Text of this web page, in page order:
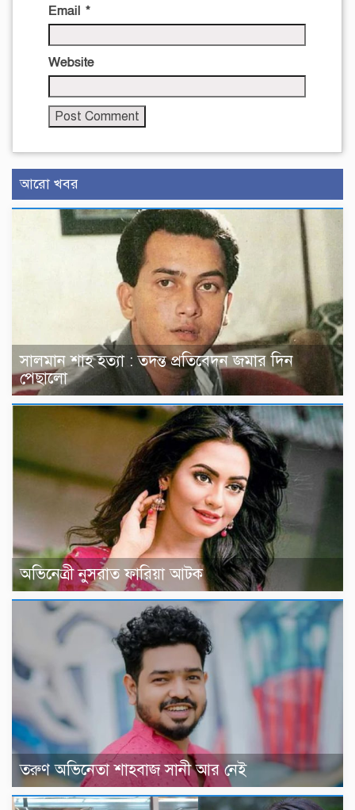
Email *
Website
আরো খবর
সালমান শাহ হত্যা : তদন্ত প্রতিবেদন জমার দিন
পেছালো
অভিনেত্রী নুসরাত ফারিয়া আটক
তরুণ অভিনেতা শাহবাজ সানী আর নেই